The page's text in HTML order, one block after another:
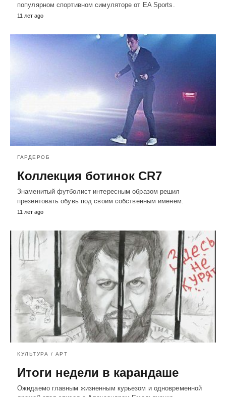
популярном спортивном симуляторе от EA Sports.
11 лет ago
ГАРДЕРОБ
Коллекция ботинок CR7
Знаменитый футболист интересным образом решил
презентовать обувь под своим собственным именем.
11 лет ago
КУЛЬТУРА / АРТ
Итоги недели в карандаше
Ожидаемо главным жизненным курьезом и одновременной